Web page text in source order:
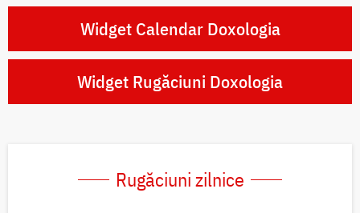
Widget Calendar Doxologia
Widget Rugăciuni Doxologia
Rugăciuni zilnice